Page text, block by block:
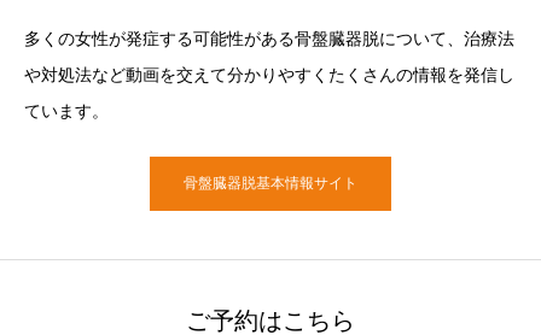
多くの女性が発症する可能性がある骨盤臓器脱について、治療法
や対処法など動画を交えて分かりやすくたくさんの情報を発信し
ています。
骨盤臓器脱基本情報サイト
ご予約はこちら